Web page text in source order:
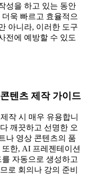
성을 하고 있는 동안
욱 빠르고 효율적으
아니라, 이러한 도구
전에 예방할 수 있도
텐츠 제작 가이드
작 시 매우 유용합니
깨끗하고 선명한 오
나 영상 콘텐츠의 품
한, AI 프레젠테이션
자동으로 생성하고
로 회의나 강의 준비